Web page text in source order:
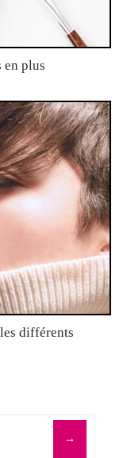
en plus
différents